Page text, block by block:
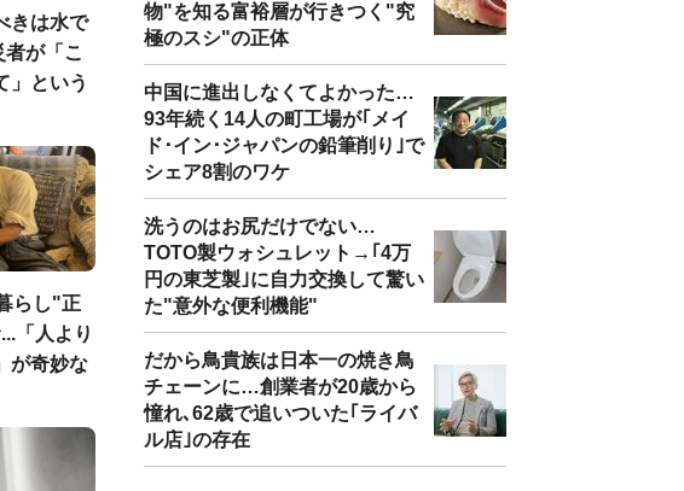
きは水で
が「こ
」という
らし"正
「人より
が奇妙な
物"を知る富裕層が行きつく"究
極のスシ"の正体
中国に進出しなくてよかった…
93年続く14人の町工場が｢メイ
ド･イン･ジャパンの鉛筆削り｣で
シェア8割のワケ
洗うのはお尻だけでない…
TOTO製ウォシュレット→｢4万
円の東芝製｣に自力交換して驚い
た"意外な便利機能"
だから鳥貴族は日本一の焼き鳥
チェーンに…創業者が20歳から
憧れ､62歳で追いついた｢ライバ
ル店｣の存在